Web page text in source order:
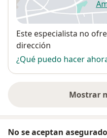
Disponibilidad
Este especialista no
dirección
¿Qué puedo hacer
Mostrar
No se aceptan